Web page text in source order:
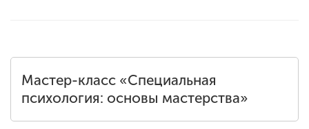
Мастер-класс «Специальная
психология: основы мастерства»